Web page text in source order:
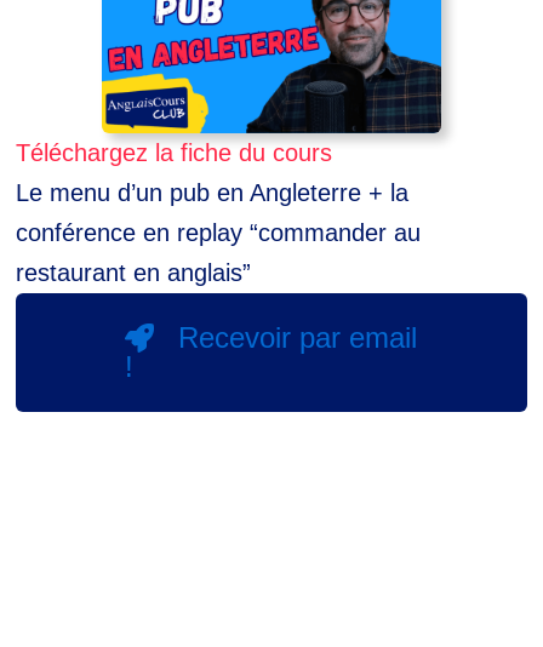
Téléchargez la fiche du cours
Le menu d’un pub en Angleterre + la
conférence en replay “commander au
restaurant en anglais”
Recevoir par email
!